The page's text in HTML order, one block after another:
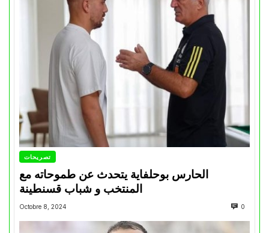
تصريحات
الحارس بوحلفاية يتحدث عن طموحاته مع
المنتخب و شباب قسنطينة
Octobre 8, 2024 0